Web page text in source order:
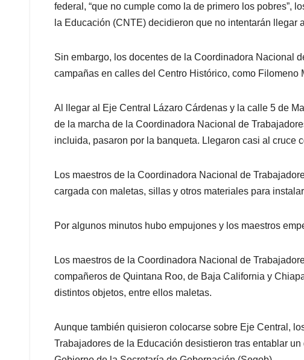
federal, “que no cumple como la de primero los pobres”,
la Educación (CNTE) decidieron que no intentarán llegar
Sin embargo, los docentes de la Coordinadora Nacional
campañas en calles del Centro Histórico, como Filomeno
Al llegar al Eje Central Lázaro Cárdenas y la calle 5 de
de la marcha de la Coordinadora Nacional de
incluida, pasaron por la banqueta. Llegaron casi al cruce
Los maestros de la Coordinadora Nacional de
cargada con maletas, sillas y otros materiales para
Por algunos minutos hubo empujones y los maestros
Los maestros de la Coordinadora Nacional de
compañeros de Quintana Roo, de Baja California y
distintos objetos, entre ellos maletas.
Aunque también quisieron colocarse sobre Eje Central,
Trabajadores de la Educación desistieron tras entablar